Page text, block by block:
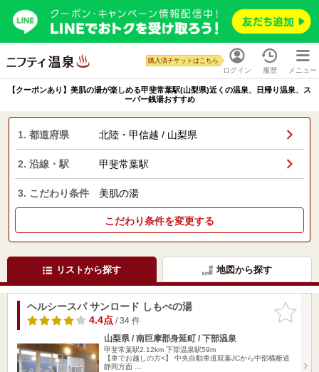
ログイン
購入済チケットはこちら
履歴 メニュー
【クーポンあり】美肌の湯が楽しめる甲斐常葉駅(山梨県)近くの温泉、日帰り温泉、ス
ーパー銭湯おすすめ
1. 都道府県 北陸・甲信越 / 山梨県
2. 沿線・駅 甲斐常葉駅
3. こだわり条件 美肌の湯
こだわり条件を変更する
リストから探す 地図から探す
お気に入
りに追加
ヘルシースパ サンロード しもべの湯
4.4点/ 34 件
山梨県 / 南巨摩郡身延町 / 下部温泉
甲斐常葉駅2.12km 下部温泉駅59m
【車でお越しの方<】 中央自動車道双葉JCから中部横断道
静岡方面 …